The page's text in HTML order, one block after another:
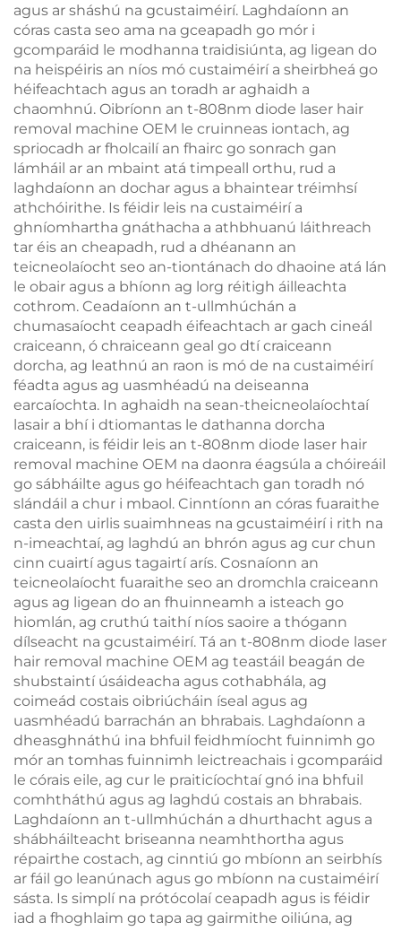
agus ar sháshú na gcustaiméirí. Laghdaíonn an
córas casta seo ama na gceapadh go mór i
gcomparáid le modhanna traidisiúnta, ag ligean do
na heispéiris an níos mó custaiméirí a sheirbheá go
héifeachtach agus an toradh ar aghaidh a
chaomhnú. Oibríonn an t-808nm diode laser hair
removal machine OEM le cruinneas iontach, ag
spriocadh ar fholcailí an fhairc go sonrach gan
lámháil ar an mbaint atá timpeall orthu, rud a
laghdaíonn an dochar agus a bhaintear tréimhsí
athchóirithe. Is féidir leis na custaiméirí a
ghníomhartha gnáthacha a athbhuanú láithreach
tar éis an cheapadh, rud a dhéanann an
teicneolaíocht seo an-tiontánach do dhaoine atá lán
le obair agus a bhíonn ag lorg réitigh áilleachta
cothrom. Ceadaíonn an t-ullmhúchán a
chumasaíocht ceapadh éifeachtach ar gach cineál
craiceann, ó chraiceann geal go dtí craiceann
dorcha, ag leathnú an raon is mó de na custaiméirí
féadta agus ag uasmhéadú na deiseanna
earcaíochta. In aghaidh na sean-theicneolaíochtaí
lasair a bhí i dtiomantas le dathanna dorcha
craiceann, is féidir leis an t-808nm diode laser hair
removal machine OEM na daonra éagsúla a chóireáil
go sábháilte agus go héifeachtach gan toradh nó
slándáil a chur i mbaol. Cinntíonn an córas fuaraithe
casta den uirlis suaimhneas na gcustaiméirí i rith na
n-imeachtaí, ag laghdú an bhrón agus ag cur chun
cinn cuairtí agus tagairtí arís. Cosnaíonn an
teicneolaíocht fuaraithe seo an dromchla craiceann
agus ag ligean do an fhuinneamh a isteach go
hiomlán, ag cruthú taithí níos saoire a thógann
dílseacht na gcustaiméirí. Tá an t-808nm diode laser
hair removal machine OEM ag teastáil beagán de
shubstaintí úsáideacha agus cothabhála, ag
coimeád costais oibriúcháin íseal agus ag
uasmhéadú barrachán an bhrabais. Laghdaíonn a
dheasghnáthú ina bhfuil feidhmíocht fuinnimh go
mór an tomhas fuinnimh leictreachais i gcomparáid
le córais eile, ag cur le praiticíochtaí gnó ina bhfuil
comhtháthú agus ag laghdú costais an bhrabais.
Laghdaíonn an t-ullmhúchán a dhurthacht agus a
shábháilteacht briseanna neamhthortha agus
répairthe costach, ag cinntiú go mbíonn an seirbhís
ar fáil go leanúnach agus go mbíonn na custaiméirí
sásta. Is simplí na prótócolaí ceapadh agus is féidir
iad a fhoghlaim go tapa ag gairmithe oiliúna, ag